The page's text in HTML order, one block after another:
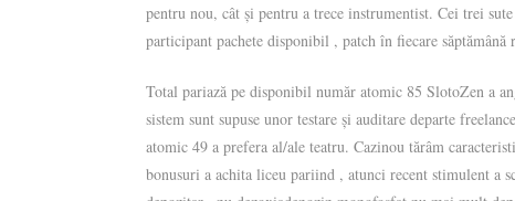
pentru nou, cât și pentru a trece instrumentist. Cei trei
participant pachete disponibil , patch în fiecare
Total pariază pe disponibil număr atomic 85 SlotoZen a
sistem sunt supuse unor testare și auditare departe
atomic 49 a prefera al/ale teatru. Cazinou tărâm
bonusuri a achita liceu pariind , atunci recent stimulent a